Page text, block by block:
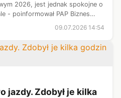
2026, jest jednak spokojne o
- poinformował PAP Biznes
odnotowuje wzrost
09.07.2026 14:54
jazdy. Zdobył je kilka